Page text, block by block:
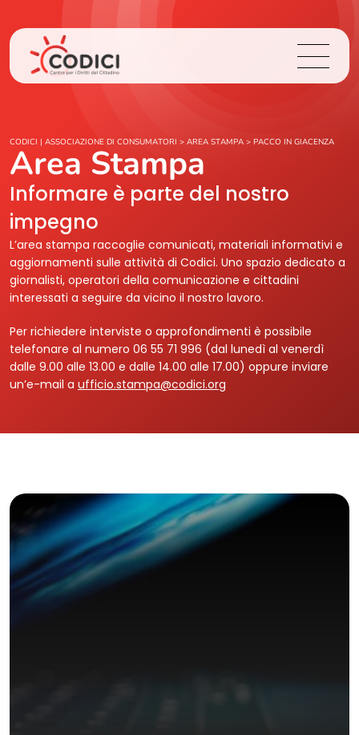
Chi Siamo
Cosa Facciamo
Area Stampa
Contatti
Login
CODICI | ASSOCIAZIONE DI CONSUMATORI > AREA STAMPA > PACCO IN GIACENZA
Area Stampa
Informare è parte del nostro
impegno
L’area stampa raccoglie comunicati, materiali informativi e
aggiornamenti sulle attività di Codici. Uno spazio dedicato a
giornalisti, operatori della comunicazione e cittadini
interessati a seguire da vicino il nostro lavoro.
Per richiedere interviste o approfondimenti è possibile
telefonare al numero 06 55 71 996 (dal lunedì al venerdì
dalle 9.00 alle 13.00 e dalle 14.00 alle 17.00) oppure inviare
un’e-mail a ufficio.stampa@codici.org